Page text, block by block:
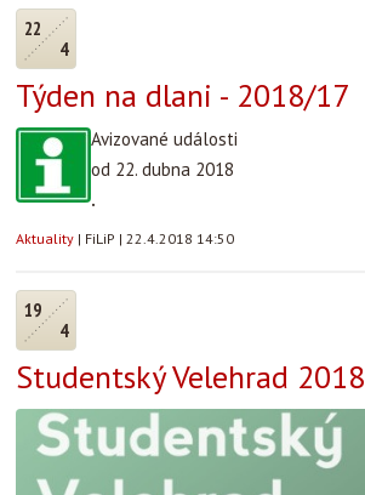
22
4
Týden na dlani - 2018/17
Avizované události
od 22. dubna 2018
.
Aktuality | FiLiP | 22.4.2018 14:50
19
4
Studentský Velehrad 2018